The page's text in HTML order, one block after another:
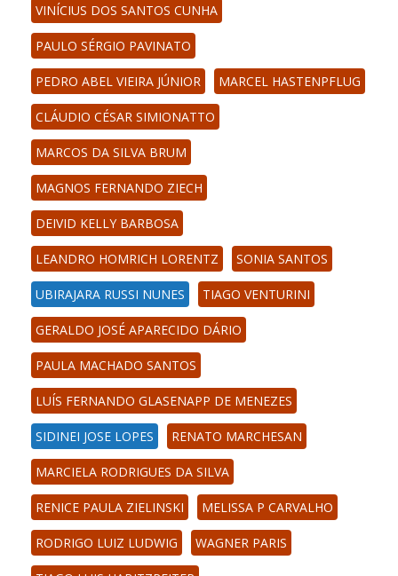
VINÍCIUS DOS SANTOS CUNHA
PAULO SÉRGIO PAVINATO
PEDRO ABEL VIEIRA JÚNIOR MARCEL HASTENPFLUG
CLÁUDIO CÉSAR SIMIONATTO
MARCOS DA SILVA BRUM
MAGNOS FERNANDO ZIECH
DEIVID KELLY BARBOSA
LEANDRO HOMRICH LORENTZ SONIA SANTOS
UBIRAJARA RUSSI NUNES TIAGO VENTURINI
GERALDO JOSÉ APARECIDO DÁRIO
PAULA MACHADO SANTOS
LUÍS FERNANDO GLASENAPP DE MENEZES
SIDINEI JOSE LOPES RENATO MARCHESAN
MARCIELA RODRIGUES DA SILVA
RENICE PAULA ZIELINSKI MELISSA P CARVALHO
RODRIGO LUIZ LUDWIG WAGNER PARIS